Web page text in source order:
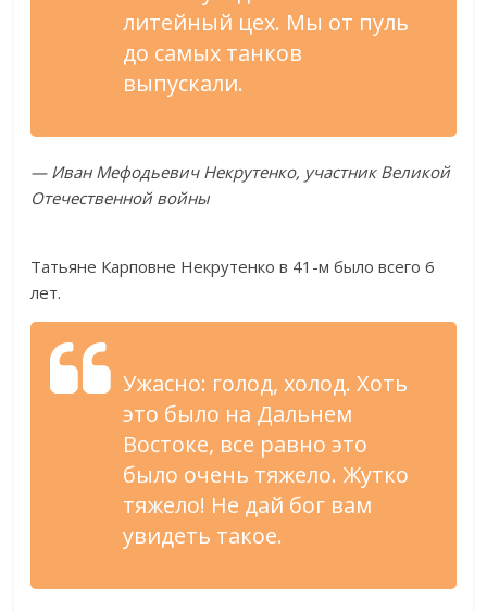
литейный цех. Мы от пуль
до самых танков
выпускали.
— Иван Мефодьевич Некрутенко, участник Великой
Отечественной войны
Татьяне Карповне Некрутенко в 41-м было всего 6
лет.
Ужасно: голод, холод. Хоть
это было на Дальнем
Востоке, все равно это
было очень тяжело. Жутко
тяжело! Не дай бог вам
увидеть такое.